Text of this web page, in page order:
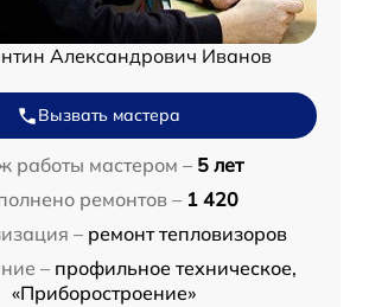
Александрович Иванов
Вызвать мастера
работы мастером – 5 лет
ремонтов – 1 420
– ремонт тепловизоров
– профильное техническое,
«Приборостроение»